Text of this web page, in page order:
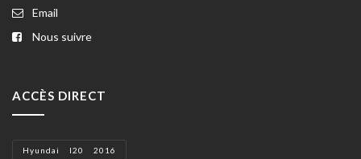
Email
Nous suivre
ACCÈS DIRECT
Hyundai I20 2016